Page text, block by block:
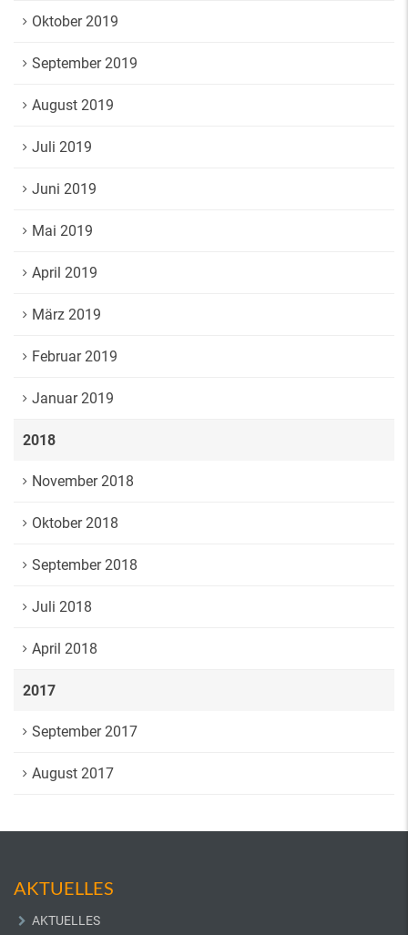
Oktober 2019
September 2019
August 2019
Juli 2019
Juni 2019
Mai 2019
April 2019
März 2019
Februar 2019
Januar 2019
2018
November 2018
Oktober 2018
September 2018
Juli 2018
April 2018
2017
September 2017
August 2017
AKTUELLES
AKTUELLES